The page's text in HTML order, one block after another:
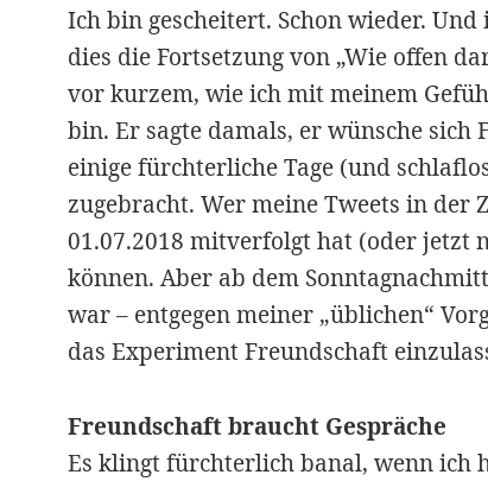
Ich bin gescheitert. Schon wieder.
dies die Fortsetzung von „Wie offen
vor kurzem, wie ich mit meinem
bin. Er sagte damals, er wünsche
einige fürchterliche Tage (und
zugebracht. Wer meine Tweets in der
01.07.2018 mitverfolgt hat (oder jetzt
können. Aber ab dem
war – entgegen meiner „üblichen“
das Experiment Freundschaft
Freundschaft braucht Gespräche
Es klingt fürchterlich banal, wenn ich